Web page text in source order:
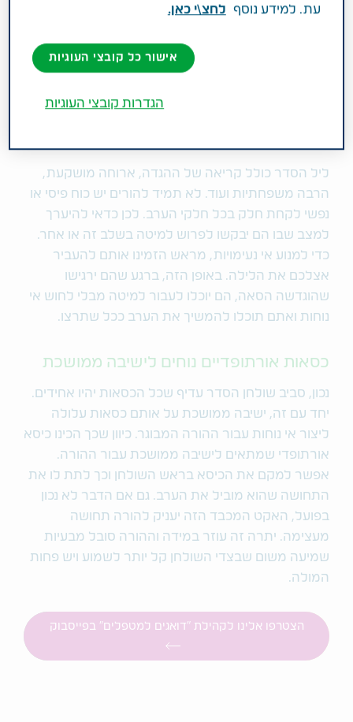
בראיה והיציאה מהשגרה עלולים להיות מאתגרים עבור
להם לקחת חלק פעיל בליל הסדר, רק צריך לחשוב על
הדברים מראש. בדיוק בשביל זה כתבנו את המדריך
ליל הסדר כולל קריאה של ההגדה, ארוחה מושקעת,
הרבה משפחתיות ועוד. לא תמיד להורים יש כוח פיסי או
נפשי לקחת חלק בכל חלקי הערב. לכן כדאי להיערך
למצב שבו הם יבקשו לפרוש למיטה בשלב זה או אחר.
כדי למנוע אי נעימויות, מראש הזמינו אותם להעביר
אצלכם את הלילה. באופן הזה, ברגע שהם ירגישו
שהוגדשה הסאה, הם יוכלו לעבור למיטה מבלי לחוש אי
נוחות ואתם תוכלו להמשיך את הערב ככל שתרצו.
כסאות אורתופדיים נוחים לישיבה ממושכת
נכון, סביב שולחן הסדר עדיף שכל הכסאות יהיו אחידים.
יחד עם זה, ישיבה ממושכת על אותם כסאות עלולה
ליצור אי נוחות עבור ההורה המבוגר. כיוון שכך הכינו כיסא
אורתופדי שמתאים לישיבה ממושכת עבור ההורה.
אפשר למקם את הכיסא בראש השולחן וכך לתת לו את
התחושה שהוא מוביל את הערב. גם אם הדבר לא נכון
בפועל, האקט המכבד הזה יעניק להורה תחושה
מעצימה. יתרה זה עוזר במידה וההורה סובל מבעיות
שמיעה משום שבצדי השולחן קל יותר לשמוע ויש פחות
המולה.
הצטרפו אלינו לקהילת "דואגים למטפלים" בפייסבוק
עת. למידע נוסף
לחצ\י כאן.
אישור כל קובצי העוגיות
הגדרות קובצי העוגיות